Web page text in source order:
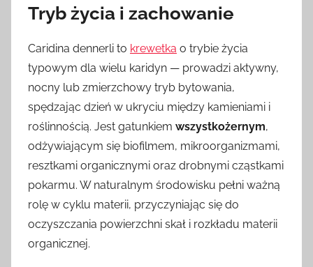
Tryb życia i zachowanie
Caridina dennerli to krewetka o trybie życia
typowym dla wielu karidyn — prowadzi aktywny,
nocny lub zmierzchowy tryb bytowania,
spędzając dzień w ukryciu między kamieniami i
roślinnością. Jest gatunkiem wszystkożernym,
odżywiającym się biofilmem, mikroorganizmami,
resztkami organicznymi oraz drobnymi cząstkami
pokarmu. W naturalnym środowisku pełni ważną
rolę w cyklu materii, przyczyniając się do
oczyszczania powierzchni skał i rozkładu materii
organicznej.